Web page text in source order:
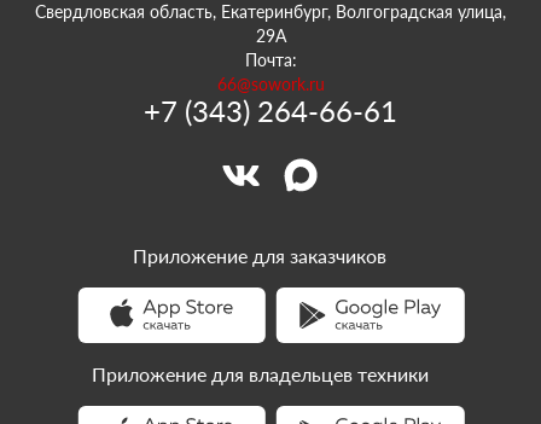
Свердловская область, Екатеринбург, Волгоградская улица,
29А
Почта:
66@sowork.ru
+7 (343) 264-66-61
Приложение для заказчиков
Приложение для владельцев техники